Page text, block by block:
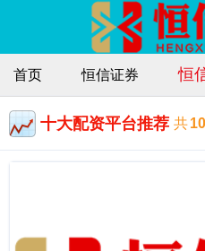
首页 恒信证券 恒
十大配资平台推荐 共